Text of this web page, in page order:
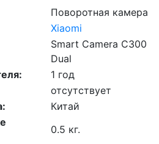
Поворотная камера
Xiaomi
Smart Camera C300
Dual
1 год
отсутствует
Китай
0.5 кг.